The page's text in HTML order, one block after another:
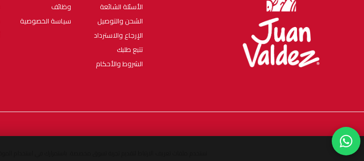
الأسئلة الشائعة
الشحن والتوصيل
الإرجاع والاسترداد
تتبع طلبك
الشروط والأحكام
وظائف
سياسة الخصوصية